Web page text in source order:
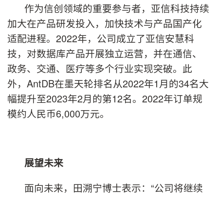
作为信创领域的重要参与者，亚信科技持续
加大在产品研发投入，加快技术与产品国产化
适配进程。2022年，公司成立了亚信安慧科
技，对数据库产品开展独立运营，并在通信、
政务、交通、医疗等多个行业实现突破。此
外，AntDB在墨天轮排名从2022年1月的34名大
幅提升至2023年2月的第12名。2022年订单规
模约人民币6,000万元。
展望未来
面向未来，田溯宁博士表示：“公司将继续